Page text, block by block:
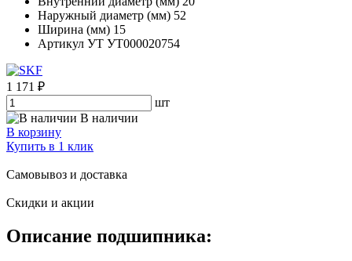
Наружный диаметр (мм) 52
Ширина (мм) 15
Артикул УТ УТ000020754
1 171 ₽
шт
В наличии
В корзину
Купить в 1 клик
Самовывоз и доставка
Скидки и акции
Описание подшипника: